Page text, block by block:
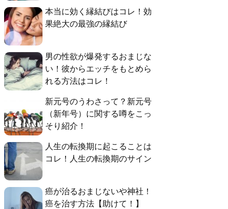
本当に効く縁結びはコレ！効
果絶大の最強の縁結び
男の性欲が爆発するおまじな
い！彼からエッチをもとめら
れる方法はコレ！
新元号のうわさって？新元号
（新年号）に関する噂をこっ
そり紹介！
人生の転換期に起こることは
コレ！人生の転換期のサイン
癌が治るおまじないや神社！
癌を治す方法【助けて！】